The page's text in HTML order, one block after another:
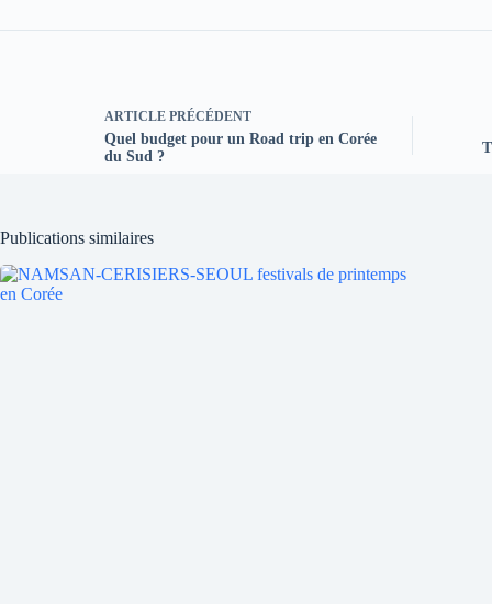
ARTICLE PRÉCÉDENT
Quel budget pour un Road trip en Corée
du Sud ?
Publications similaires